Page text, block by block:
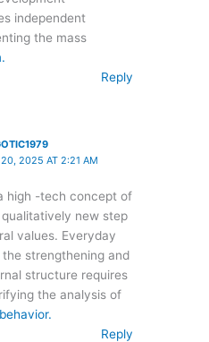
independent
the mass
Reply
20, 2025 AT 2:21 AM
high -tech concept of
new step
values. Everyday
strengthening and
structure requires
the analysis of
Reply